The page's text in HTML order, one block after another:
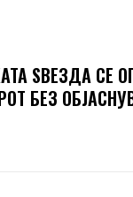
ЅВЕЗДА СЕ
БЕЗ